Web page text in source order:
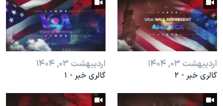
نرگس محمدی برنده جایزه نوبل صلح
همایش محافظه‌کاران آمریکا «سی‌پک»
سفر پرزیدنت ترامپ به چین
اردیبهشت ۰۳, ۱۴۰۴
گالری خبر - ۲
اردیبهشت ۰۳, ۱۴۰۴
گالری خبر - ۱